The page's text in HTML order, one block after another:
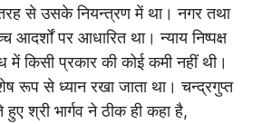
तरह से उसके नियन्त्रण में था। नगर तथा
आदर्शों पर आधारित था। न्याय निष्पक्ष
किसी प्रकार की कोई कमी नहीं थी।
रूप से ध्यान रखा जाता था। चन्द्रगुप्त
हुए श्री भार्गव ने ठीक ही कहा है,